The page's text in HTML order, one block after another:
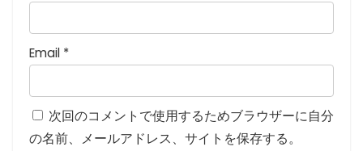
Email *
次回のコメントで使用するためブラウザーに自分
の名前、メールアドレス、サイトを保存する。